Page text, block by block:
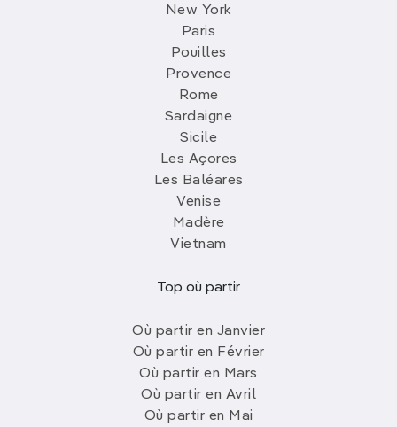
New York
Paris
Pouilles
Provence
Rome
Sardaigne
Sicile
Les Açores
Les Baléares
Venise
Madère
Vietnam
Top où partir
Où partir en Janvier
Où partir en Février
Où partir en Mars
Où partir en Avril
Où partir en Mai